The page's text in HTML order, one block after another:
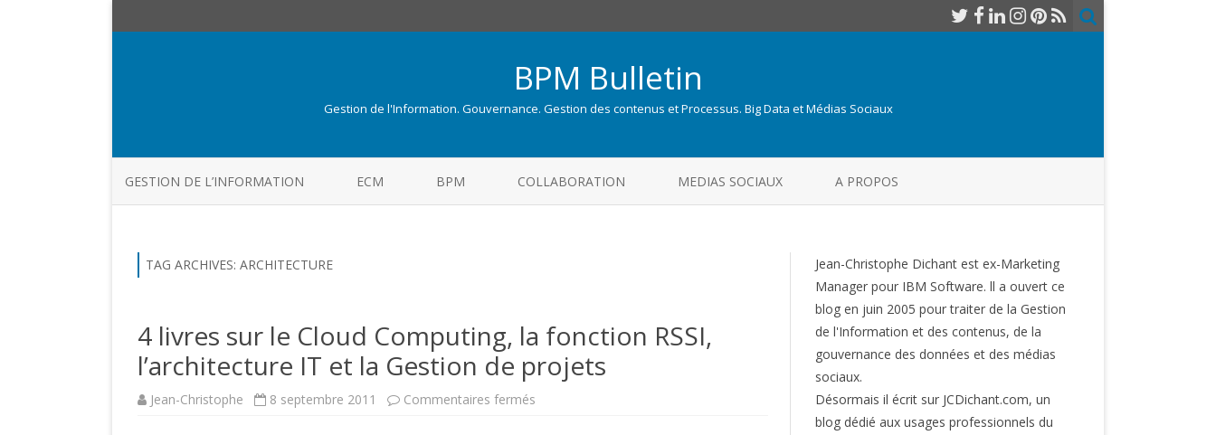
BPM Bulletin
Gestion de l'Information. Gouvernance. Gestion des contenus et Processus. Big Data et Médias Sociaux
to
GESTION DE L’INFORMATION ECM BPM COLLABORATION MEDIAS SOCIAUX A PROPOS
TAG ARCHIVES: ARCHITECTURE
4 livres sur le Cloud Computing, la fonction RSSI,
l’architecture IT et la Gestion de projets
Jean-Christophe 8 septembre 2011 Commentaires fermés
Jean-Christophe Dichant est ex-Marketing
Manager pour IBM Software. ll a ouvert ce
blog en juin 2005 pour traiter de la Gestion
de l'Information et des contenus, de la
gouvernance des données et des médias
sociaux.
Désormais il écrit sur JCDichant.com, un
blog dédié aux usages professionnels du